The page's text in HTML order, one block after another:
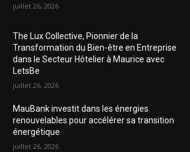
juillet 26, 2026
The Lux Collective, Pionnier de la
Transformation du Bien-être en Entreprise
dans le Secteur Hôtelier à Maurice avec
LetsBe
juillet 26, 2026
MauBank investit dans les énergies
renouvelables pour accélérer sa transition
énergétique
juillet 26, 2026